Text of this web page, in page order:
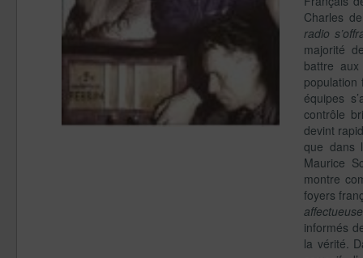
Charles
radio
majorité
battre
population
équipes
contrôle
devint
que dans
Maurice
montre
foyers
informés
la vérité.